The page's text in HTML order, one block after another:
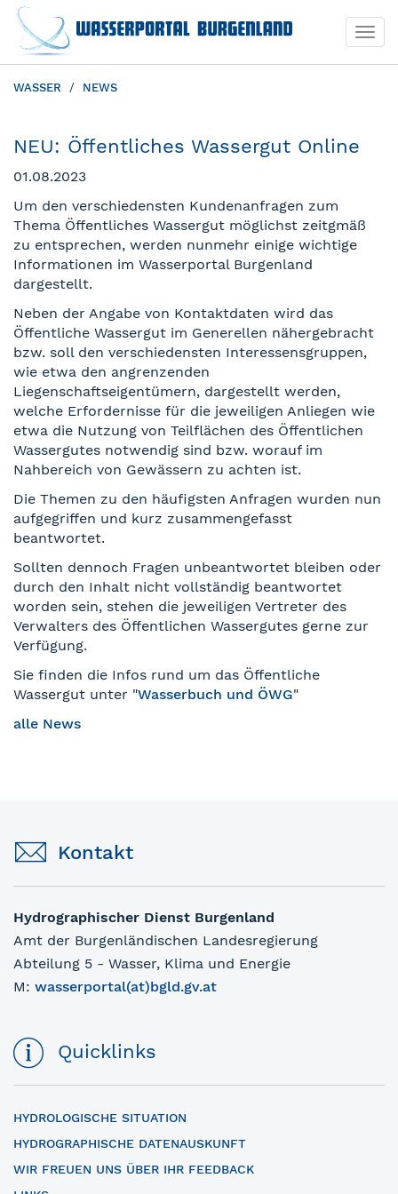
WASSER NEWS
NEU: Öffentliches Wassergut Online
01.08.2023
Um den verschiedensten Kundenanfragen zum
Thema Öffentliches Wassergut möglichst zeitgmäß
zu entsprechen, werden nunmehr einige wichtige
Informationen im Wasserportal Burgenland
dargestellt.
Neben der Angabe von Kontaktdaten wird das
Öffentliche Wassergut im Generellen nähergebracht
bzw. soll den verschiedensten Interessensgruppen,
wie etwa den angrenzenden
Liegenschaftseigentümern, dargestellt werden,
welche Erfordernisse für die jeweiligen Anliegen wie
etwa die Nutzung von Teilflächen des Öffentlichen
Wassergutes notwendig sind bzw. worauf im
Nahbereich von Gewässern zu achten ist.
Die Themen zu den häufigsten Anfragen wurden nun
aufgegriffen und kurz zusammengefasst
beantwortet.
Sollten dennoch Fragen unbeantwortet bleiben oder
durch den Inhalt nicht vollständig beantwortet
worden sein, stehen die jeweiligen Vertreter des
Verwalters des Öffentlichen Wassergutes gerne zur
Verfügung.
Sie finden die Infos rund um das Öffentliche
Wassergut unter "Wasserbuch und ÖWG"
alle News
Kontakt
Hydrographischer Dienst Burgenland
Amt der Burgenländischen Landesregierung
Abteilung 5 - Wasser, Klima und Energie
M: wasserportal(at)bgld.gv.at
Quicklinks
HYDROLOGISCHE SITUATION
HYDROGRAPHISCHE DATENAUSKUNFT
WIR FREUEN UNS ÜBER IHR FEEDBACK